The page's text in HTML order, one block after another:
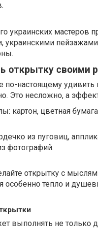
украинских мастеров
открытку своими
по-настоящему
Это несложно, а
картон, цветная
из пуговиц,
фотографий.
открытку с
особенно тепло и
выполнять не только